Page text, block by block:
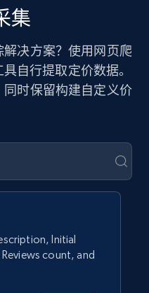
集
决方案？使用网页爬
自行提取定价数据。
时保留构建自定义价
Initial
count, and